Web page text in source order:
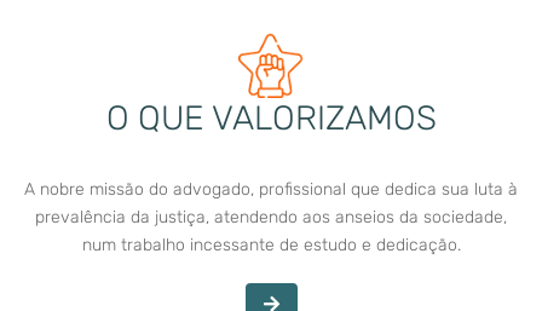
O QUE VALORIZAMOS
A nobre missão do advogado, profissional que dedica sua luta à
prevalência da justiça, atendendo aos anseios da sociedade,
num trabalho incessante de estudo e dedicação.